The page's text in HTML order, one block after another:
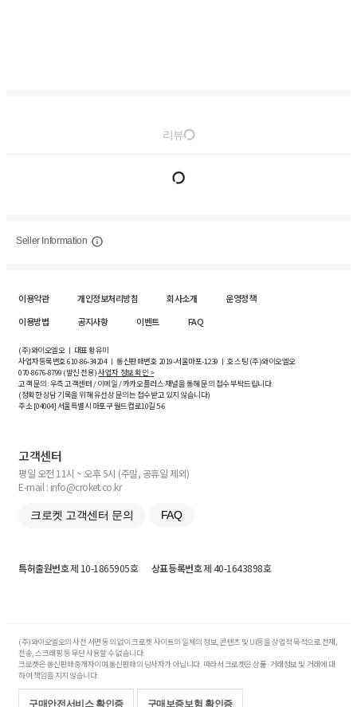
리뷰
Seller Information
이용약관 개인정보처리방침 회사소개
운영정책
이용방법
공지사항 이벤트 FAQ
(주)와이오엘오 ㅣ 대표 황유미
사업자등록번호610-86-34204ㅣ 통신판매번호 2019-서울마포-1239 ㅣ 호스팅 (주)와이오엘오
070-8676-8799 (발신 전용)사업자 정보 확인 >
고객 문의: 우측 고객센터 / 이메일 / 카카오플러스 채널을 통해 문의 접수 부탁드립니다.
(정확한 상담 기록을 위해 유선상 문의는 접수받고 있지 않습니다)
주소 [04004] 서울특별시 마포구 월드컵로10길5-6
고객센터
평일 오전 11시 ~ 오후 5시 (주말, 공휴일 제외)
E-mail : info@croket.co.kr
크로켓 고객센터 문의 FAQ
특허출원번호제 10-1865905호 상표등록번호제 40-1643898호
(주)와이오엘오의 사전 서면 동의 없이 크로켓 사이트의 일체의 정보, 콘텐츠 및 UI등을 상업적 목적으로 전재,
전송, 스크래핑 등 무단 사용할 수 없습니다.
크로켓은 통신판매중개자이며 통신판매의 당사자가 아닙니다. 따라서 크로켓은 상품·거래정보 및 거래에 대
하여 책임을 지지 않습니다.
구매안전서비스 확인증 구매보증보험 확인증